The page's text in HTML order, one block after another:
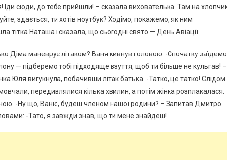
сюди, до тебе прийшли! – сказала вихователька. Там на
здається, ти хотів ноутбук? Ходімо, покажемо, як ним
тітка Наташа і сказала, що сьогодні свято — День Авіації.
Діма маневрує літаком? Ваня кивнув головою. -Спочатку заїдемо
— підберемо тобі підходяще взуття, щоб ти більше не кульгав! –
Юля вигукнула, побачивши літак батька. -Татко, це татко! Слідом
передивлялися кілька хвилин, а потім жінка розnлакалася.
-Ну що, Ваню, будеш членом нашої родини? – Запитав Дмитро
-Тато, я завжди знав, що ти мене знайдеш!